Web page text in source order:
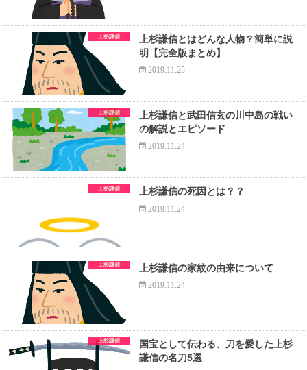
上杉謙信
上杉謙信とはどんな人物？簡単に説
明【完全版まとめ】
2019.11.25
上杉謙信
上杉謙信と武田信玄の川中島の戦い
の解説とエピソード
2019.11.24
上杉謙信 上杉謙信の死因とは？？
2019.11.24
上杉謙信 上杉謙信の家紋の由来について
2019.11.24
上杉謙信
国宝として伝わる、刀を愛した上杉
謙信の名刀5選